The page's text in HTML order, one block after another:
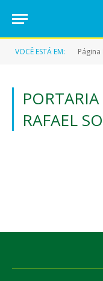
VOCÊ ESTÁ EM: Página
RAFAEL